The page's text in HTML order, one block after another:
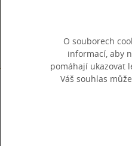
2 hvězdičky
1 hvezdička
O souborech
informací, aby
pomáhají ukazovat
Váš souhlas